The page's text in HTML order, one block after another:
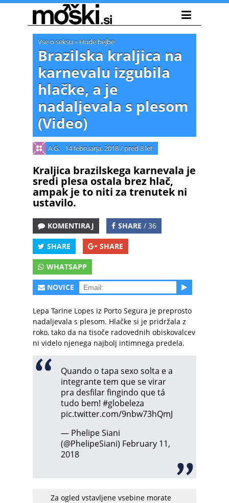
Vse o seksu » Hude bejbe
Brazilska kraljica na
karnevalu izgubila
hlačke, a je
nadaljevala s plesom
(Video)
A.G. 14 februarja, 2018/ pred 8 let
Kraljica brazilskega karnevala je
sredi plesa ostala brez hlač,
ampak je to niti za trenutek ni
ustavilo.
KOMENTIRAJ SHARE / 36
SHARE SHARE
WHATSAPP
NOVICE
Lepa Tarine Lopes iz Porto Segura je preprosto
nadaljevala s plesom. Hlačke si je pridržala z
roko, tako da na tisoče radovednih obiskovalcev
ni videlo njenega najbolj intimnega predela.
Quando o tapa sexo solta e a
integrante tem que se virar
pra desfilar fingindo que tá
tudo bem! #globeleza
pic.twitter.com/9nbw73hQmJ
— Phelipe Siani
(@PhelipeSiani) February 11,
2018
Za ogled vstavljene vsebine morate